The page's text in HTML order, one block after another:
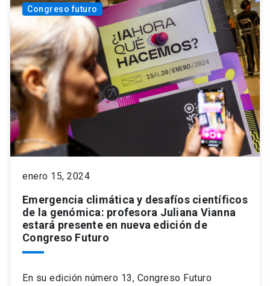
Congreso futuro
enero 15, 2024
Emergencia climática y desafíos científicos
de la genómica: profesora Juliana Vianna
estará presente en nueva edición de
Congreso Futuro
En su edición número 13, Congreso Futuro